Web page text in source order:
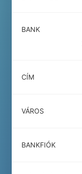
BANK
CÍM
VÁROS
BANKFIÓK